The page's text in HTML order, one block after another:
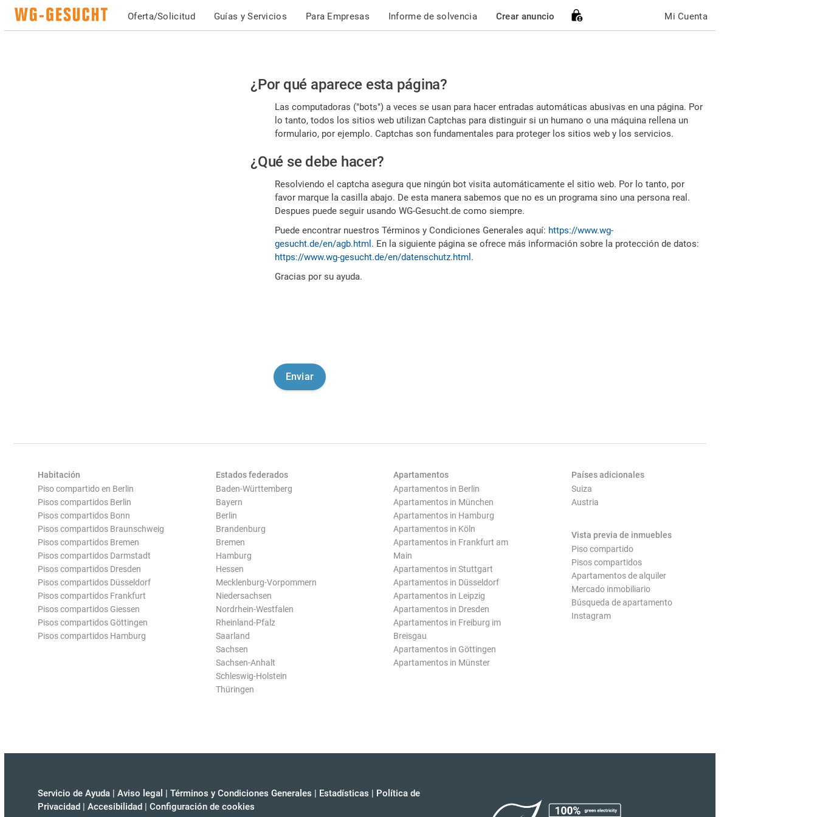
Oferta/Solicitud Guías y Servicios Para Empresas Informe de solvencia Crear anuncio Mi Cuenta
Por
favor,
confirme
es
humano
¿Por qué aparece esta página?
Las computadoras ("bots") a veces se usan para hacer entradas automáticas abusivas en una página. Por
lo tanto, todos los sitios web utilizan Captchas para distinguir si un humano o una máquina rellena un
formulario, por ejemplo. Captchas son fundamentales para proteger los sitios web y los servicios.
¿Qué se debe hacer?
Resolviendo el captcha asegura que ningún bot visita automáticamente el sitio web. Por lo tanto, por
favor marque la casilla abajo. De esta manera sabemos que no es un programa sino una persona real.
Despues puede seguir usando WG-Gesucht.de como siempre.
Puede encontrar nuestros Términos y Condiciones Generales aquí: https://www.wg-
gesucht.de/en/agb.html . En la siguiente página se ofrece más información sobre la protección de datos:
https://www.wg-gesucht.de/en/datenschutz.html .
Gracias por su ayuda.
Habitación
Piso compartido en Berlin
Pisos compartidos Berlin
Pisos compartidos Bonn
Pisos compartidos Braunschweig
Pisos compartidos Bremen
Pisos compartidos Darmstadt
Pisos compartidos Dresden
Pisos compartidos Düsseldorf
Pisos compartidos Frankfurt
Pisos compartidos Giessen
Pisos compartidos Göttingen
Pisos compartidos Hamburg
Estados federados
Baden-Württemberg
Bayern
Berlin
Brandenburg
Bremen
Hamburg
Hessen
Mecklenburg-Vorpommern
Niedersachsen
Nordrhein-Westfalen
Rheinland-Pfalz
Saarland
Sachsen
Sachsen-Anhalt
Schleswig-Holstein
Thüringen
Apartamentos
Apartamentos in Berlin
Apartamentos in München
Apartamentos in Hamburg
Apartamentos in Köln
Apartamentos in Frankfurt am
Main
Apartamentos in Stuttgart
Apartamentos in Düsseldorf
Apartamentos in Leipzig
Apartamentos in Dresden
Apartamentos in Freiburg im
Breisgau
Apartamentos in Göttingen
Apartamentos in Münster
Países adicionales
Suiza
Austria
Vista previa de inmuebles
Piso compartido
Pisos compartidos
Apartamentos de alquiler
Mercado inmobiliario
Búsqueda de apartamento
Instagram
Servicio de Ayuda | Aviso legal | Términos y Condiciones Generales | Estadísticas | Política de
Privacidad | Accesibilidad | Configuración de cookies